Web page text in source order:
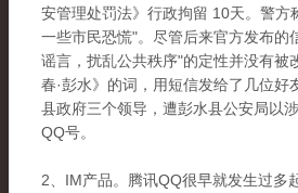
安管理处罚法》行政拘留 10天。警
一些市民恐慌"。尽管后来官方发布的
谣言，扰乱公共秩序"的定性并没有被
春·彭水》的词，用短信发给了几位
县政府三个领导，遭彭水县公安局以
QQ号。
2、IM产品。腾讯QQ很早就发生过多